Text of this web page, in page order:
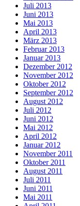
Juli 2013
Juni 2013
Mai 2013
April 2013
März 2013
Februar 2013
Januar 2013
Dezember 2012
November 2012
Oktober 2012
September 2012
August 2012
Juli 2012
Juni 2012
Mai 2012
April 2012
Januar 2012
November 2011
Oktober 2011
August 2011
Juli 2011
Juni 2011
Mai 2011